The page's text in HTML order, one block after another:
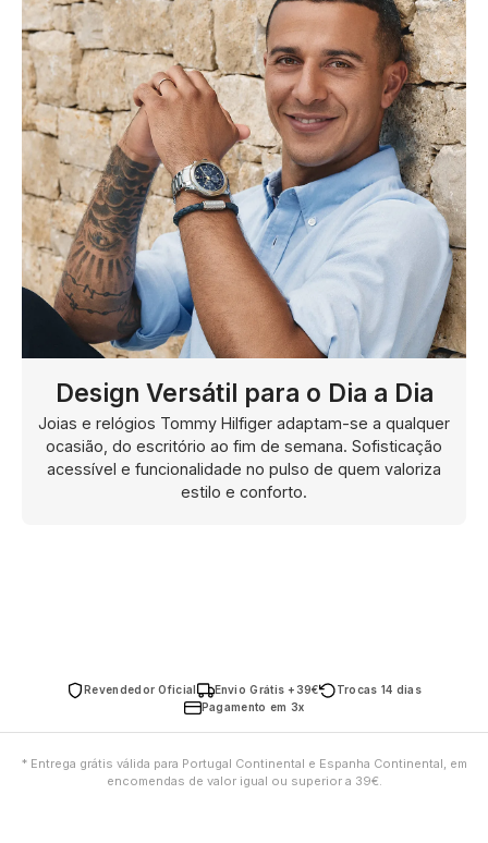
ZANCAN
ZENITH
Design Versátil para o Dia a Dia
Joias e relógios Tommy Hilfiger adaptam-se a qualquer
ocasião, do escritório ao fim de semana. Sofisticação
acessível e funcionalidade no pulso de quem valoriza
estilo e conforto.
Revendedor Oficial Envio Grátis +39€
Trocas 14 dias
Pagamento em 3x
* Entrega grátis válida para Portugal Continental e Espanha Continental, em
encomendas de valor igual ou superior a 39€.